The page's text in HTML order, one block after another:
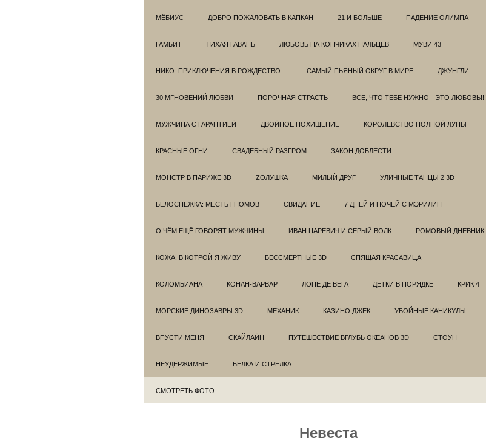
МЁБИУС ДОБРО ПОЖАЛОВАТЬ В КАПКАН 21 И БОЛЬШЕ ПАДЕНИЕ ОЛИМПА
ГАМБИТ ТИХАЯ ГАВАНЬ ЛЮБОВЬ НА КОНЧИКАХ ПАЛЬЦЕВ МУВИ 43
НИКО. ПРИКЛЮЧЕНИЯ В РОЖДЕСТВО. САМЫЙ ПЬЯНЫЙ ОКРУГ В МИРЕ ДЖУНГЛИ
30 МГНОВЕНИЙ ЛЮБВИ ПОРОЧНАЯ СТРАСТЬ ВСЁ, ЧТО ТЕБЕ НУЖНО - ЭТО ЛЮБОВЬ!!!
МУЖЧИНА С ГАРАНТИЕЙ ДВОЙНОЕ ПОХИЩЕНИЕ КОРОЛЕВСТВО ПОЛНОЙ ЛУНЫ
КРАСНЫЕ ОГНИ СВАДЕБНЫЙ РАЗГРОМ ЗАКОН ДОБЛЕСТИ
МОНСТР В ПАРИЖЕ 3D ZОЛУШКА МИЛЫЙ ДРУГ УЛИЧНЫЕ ТАНЦЫ 2 3D
БЕЛОСНЕЖКА: МЕСТЬ ГНОМОВ СВИДАНИЕ 7 ДНЕЙ И НОЧЕЙ С МЭРИЛИН
О ЧЁМ ЕЩЁ ГОВОРЯТ МУЖЧИНЫ ИВАН ЦАРЕВИЧ И СЕРЫЙ ВОЛК РОМОВЫЙ ДНЕВНИК
КОЖА, В КОТРОЙ Я ЖИВУ БЕССМЕРТНЫЕ 3D СПЯЩАЯ КРАСАВИЦА
КОЛОМБИАНА КОНАН-ВАРВАР ЛОПЕ ДЕ ВЕГА ДЕТКИ В ПОРЯДКЕ КРИК 4
МОРСКИЕ ДИНОЗАВРЫ 3D МЕХАНИК КАЗИНО ДЖЕК УБОЙНЫЕ КАНИКУЛЫ
ВПУСТИ МЕНЯ СКАЙЛАЙН ПУТЕШЕСТВИЕ ВГЛУБЬ ОКЕАНОВ 3D СТОУН
НЕУДЕРЖИМЫЕ БЕЛКА И СТРЕЛКА
СМОТРЕТЬ ФОТО
Невеста